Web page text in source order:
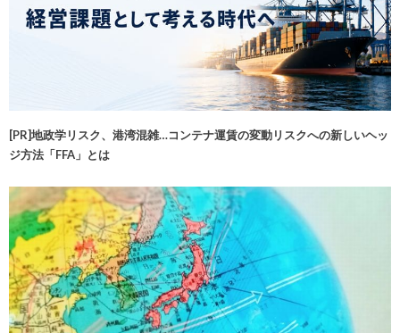
[PR]地政学リスク、港湾混雑…コンテナ運賃の変動リスクへの新しいヘッ
ジ方法「FFA」とは